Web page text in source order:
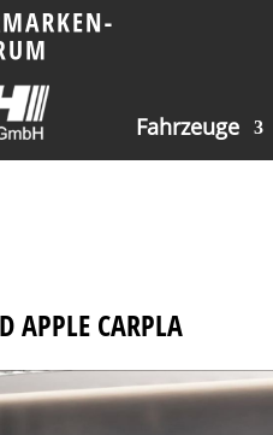
Fahrzeuge
APPLE CARPLA